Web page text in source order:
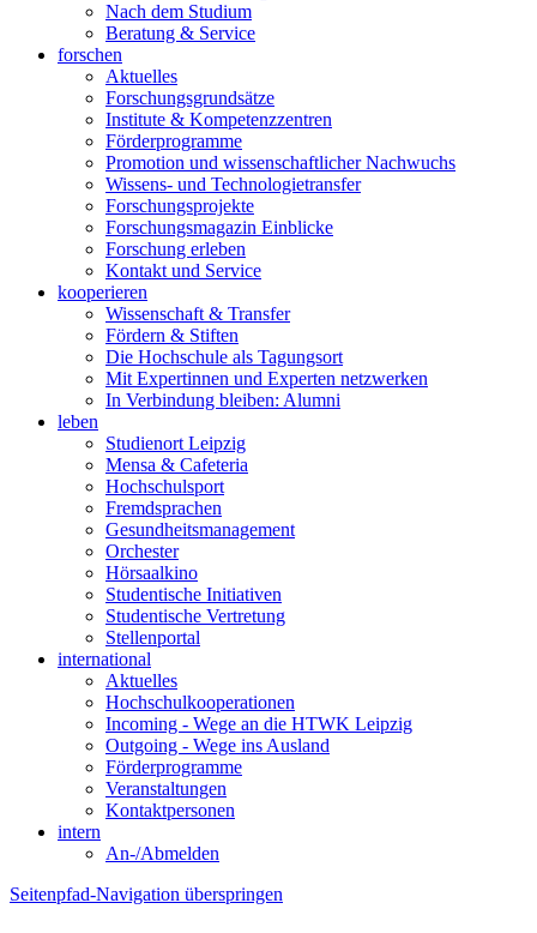
Nach dem Studium
Beratung & Service
forschen
Aktuelles
Forschungsgrundsätze
Institute & Kompetenzzentren
Förderprogramme
Promotion und wissenschaftlicher Nachwuchs
Wissens- und Technologietransfer
Forschungsprojekte
Forschungsmagazin Einblicke
Forschung erleben
Kontakt und Service
kooperieren
Wissenschaft & Transfer
Fördern & Stiften
Die Hochschule als Tagungsort
Mit Expertinnen und Experten netzwerken
In Verbindung bleiben: Alumni
leben
Studienort Leipzig
Mensa & Cafeteria
Hochschulsport
Fremdsprachen
Gesundheitsmanagement
Orchester
Hörsaalkino
Studentische Initiativen
Studentische Vertretung
Stellenportal
international
Aktuelles
Hochschulkooperationen
Incoming - Wege an die HTWK Leipzig
Outgoing - Wege ins Ausland
Förderprogramme
Veranstaltungen
Kontaktpersonen
intern
An-/Abmelden
Seitenpfad-Navigation überspringen